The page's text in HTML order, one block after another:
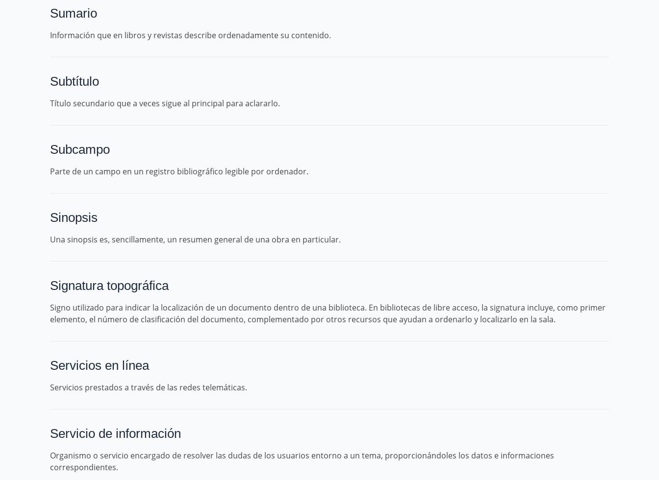
Sumario
Información que en libros y revistas describe ordenadamente su contenido.
Subtítulo
Título secundario que a veces sigue al principal para aclararlo.
Subcampo
Parte de un campo en un registro bibliográfico legible por ordenador.
Sinopsis
Una sinopsis es, sencillamente, un resumen general de una obra en particular.
Signatura topográfica
Signo utilizado para indicar la localización de un documento dentro de una biblioteca. En bibliotecas de libre acceso, la signatura incluye, como primer
elemento, el número de clasificación del documento, complementado por otros recursos que ayudan a ordenarlo y localizarlo en la sala.
Servicios en línea
Servicios prestados a través de las redes telemáticas.
Servicio de información
Organismo o servicio encargado de resolver las dudas de los usuarios entorno a un tema, proporcionándoles los datos e informaciones
correspondientes.